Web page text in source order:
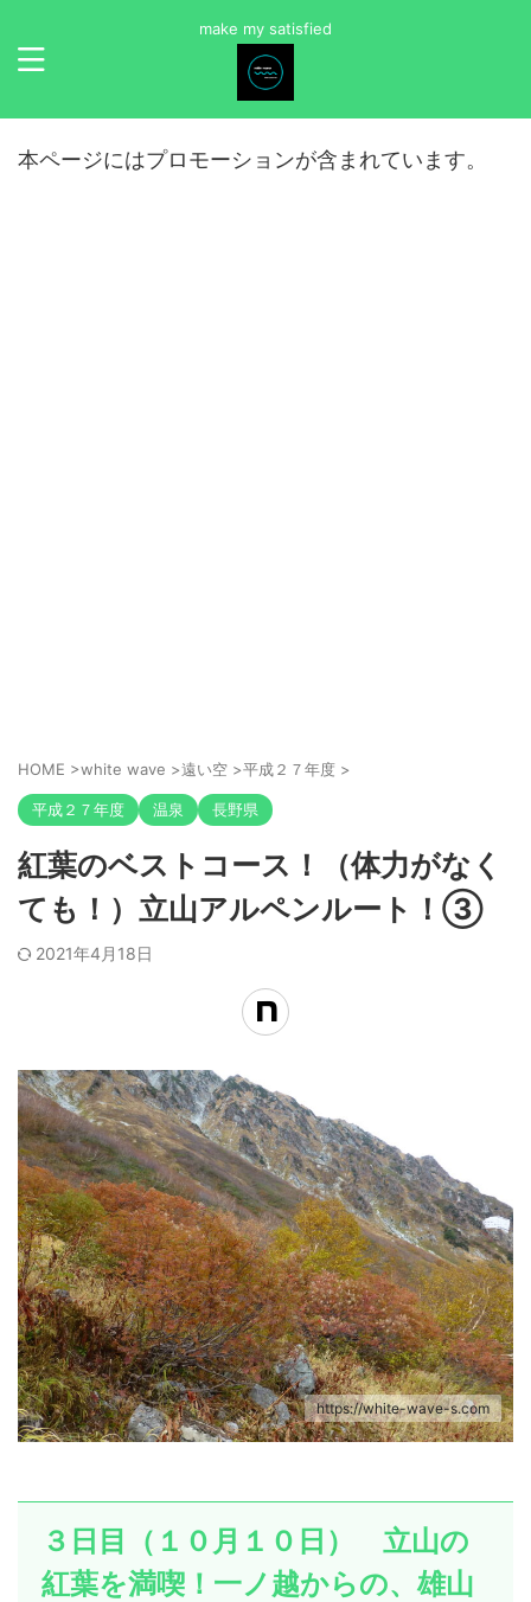
make my satisfied
本ページにはプロモーションが含まれています。
HOME >white wave >遠い空 >平成２７年度 >
平成２７年度 温泉 長野県
紅葉のベストコース！（体力がなく
ても！）立山アルペンルート！③
2021年4月18日
https://white-wave-s.com
３日目（１０月１０日） 立山の
紅葉を満喫！一ノ越からの、雄山